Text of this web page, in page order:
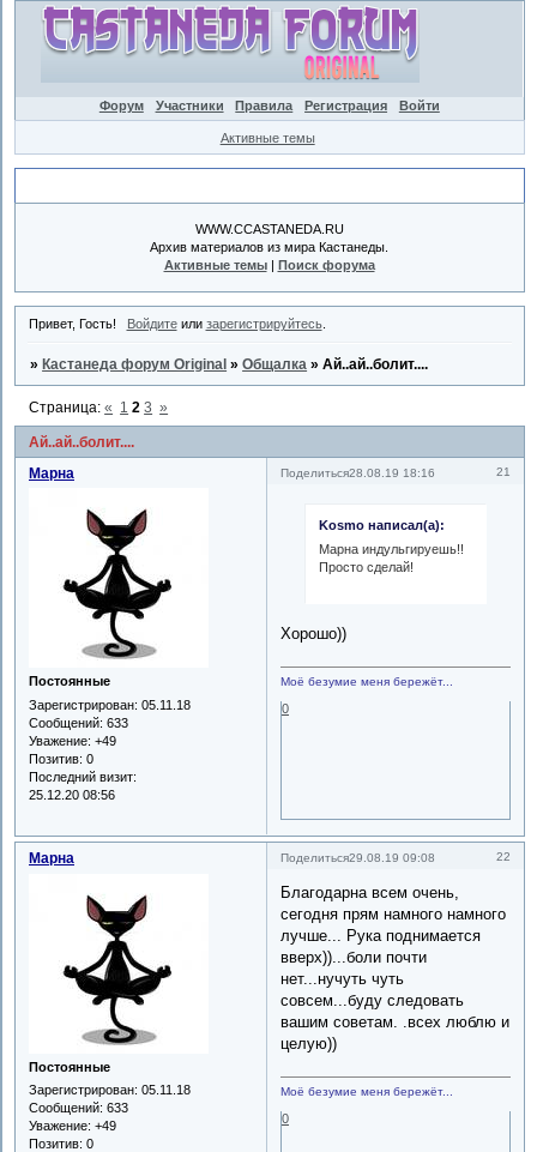
Форум Участники Правила Регистрация Войти
Активные темы
WWW.CCASTANEDA.RU
Архив материалов из мира Кастанеды.
Активные темы| Поиск форума
Привет, Гость! Войдитеили зарегистрируйтесь.
» Кастанеда форум Original »Общалка »Ай..ай..болит....
Ай..ай..болит....
Страница:« 1 2 3 »
Поделиться 21
28.08.19 18:16
Марна
Постоянные
Зарегистрирован: 05.11.18
Сообщений: 633
Уважение: +49
Позитив: 0
Последний визит:
25.12.20 08:56
Kosmo написал(а):
Марна индульгируешь!!
Просто сделай!
Хорошо))
Моё безумие меня бережёт...
0
Поделиться 22
29.08.19 09:08
Марна
Постоянные
Зарегистрирован: 05.11.18
Сообщений: 633
Уважение: +49
Позитив: 0
Благодарна всем очень,
сегодня прям намного намного
лучше... Рука поднимается
вверх))...боли почти
нет...нучуть чуть
совсем...буду следовать
вашим советам. .всех люблю и
целую))
Моё безумие меня бережёт...
0